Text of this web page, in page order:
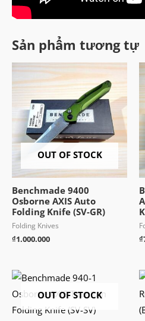
Sản phẩm tương tự
OUT OF STOCK
Benchmade 9400
Osborne AXIS Auto
Folding Knife (SV-GR)
Folding Knives
₫1.000.000 ₫
OUT OF STOCK